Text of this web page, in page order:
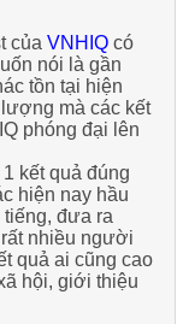
của VNHIQcó
nói là gần
tồn tại hiện
mà các kết
phóng đại lên
kết quả đúng
hiện nay hầu
tiếng, đưa ra
nhiều người
quả ai cũng cao
hội, giới thiệu